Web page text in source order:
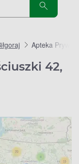
Apteka
42,